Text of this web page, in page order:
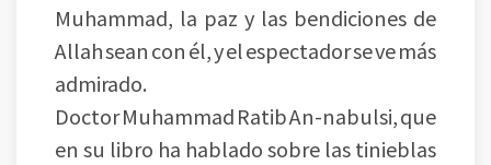
Muhammad, la paz y las bendiciones de
Allah sean con él, y el espectador se ve más
admirado.
Doctor Muhammad Ratib An-nabulsi, que
en su libro ha hablado sobre las tinieblas